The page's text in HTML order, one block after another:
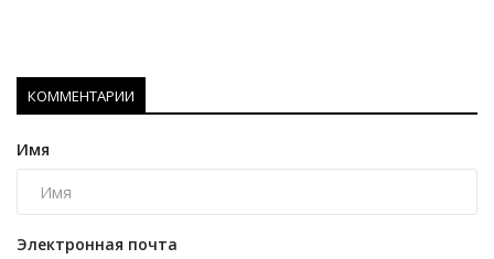
КОММЕНТАРИИ
Имя
Электронная почта